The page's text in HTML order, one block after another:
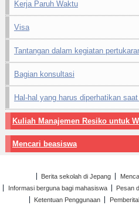
Kerja Paruh Waktu
Visa
Tantangan dalam kegiatan
Bagian konsultasi
Hal-hal yang harus diperhatikan
Kuliah Manajemen Resiko untuk
Mencari beasiswa
Berita sekolah di Jepang
Informasi berguna bagi mahasiswa
Pesan
Ketentuan Penggunaan